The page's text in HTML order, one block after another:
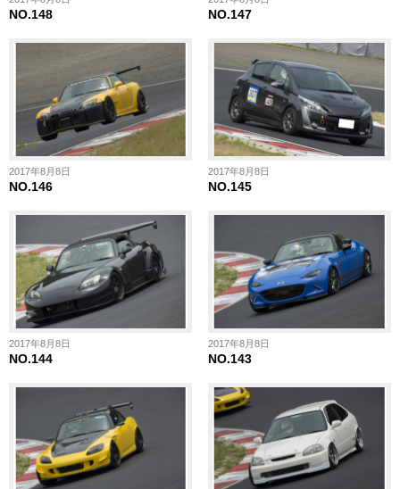
NO.148 NO.147
2017年8月8日
NO.146
2017年8月8日
NO.145
2017年8月8日
NO.144
2017年8月8日
NO.143